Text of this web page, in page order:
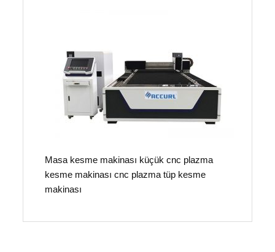
Masa kesme makinası küçük cnc plazma
kesme makinası cnc plazma tüp kesme
makinası